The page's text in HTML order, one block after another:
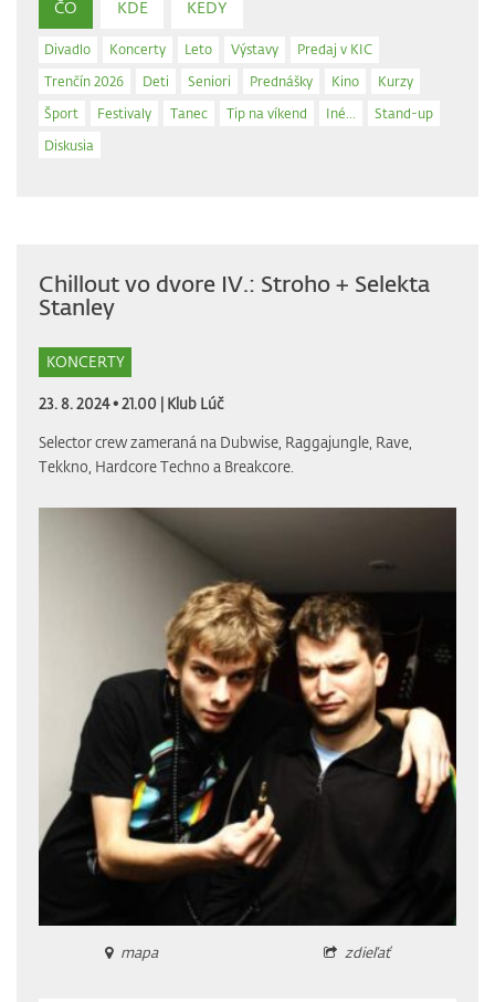
ČO KDE KEDY
Divadlo Koncerty Leto Výstavy
Predaj v KIC
Trenčín 2026
Deti Seniori Prednášky Kino
Kurzy
Šport
Festivaly Tanec Tip na víkend Iné...
Stand-up
Diskusia
Chillout vo dvore IV.: Stroho + Selekta
Stanley
KONCERTY
23. 8. 2024 • 21.00 | Klub Lúč
Selector crew zameraná na Dubwise, Raggajungle, Rave,
Tekkno, Hardcore Techno a Breakcore.
mapa zdieľať